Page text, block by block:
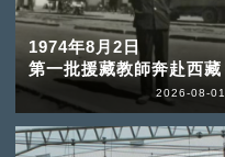
1974年8月2日
第一批援藏教師奔赴西藏
2026-08-01